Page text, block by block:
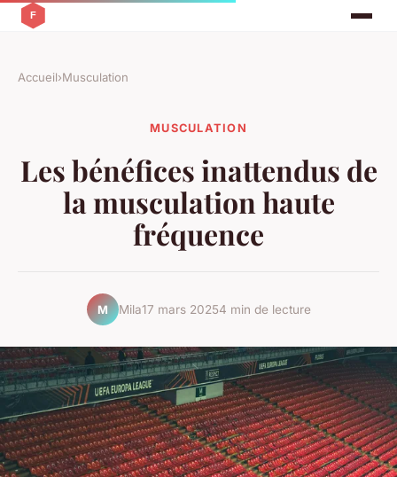
Accueil›Musculation
MUSCULATION
Les bénéfices inattendus de
la musculation haute
fréquence
M Mila17 mars 20254 min de lecture